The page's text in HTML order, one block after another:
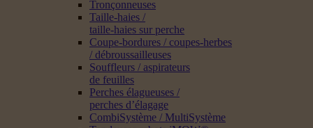
Tronçonneuses
Taille-haies /
taille-haies sur perche
Coupe-bordures / coupes-herbes
/ débroussailleuses
Souffleurs / aspirateurs
de feuilles
Perches élagueuses /
perches d’élagage
CombiSystème / MultiSystème